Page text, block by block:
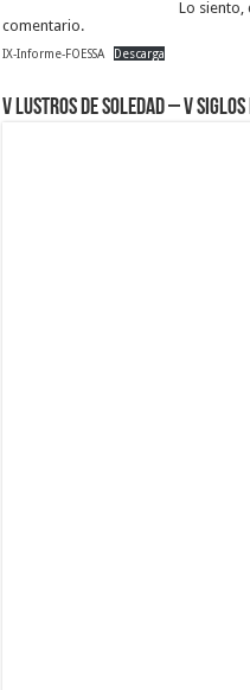
Lo
comentario.
IX-Informe-FOESSA Descarga
V Lustros de Soledad – V